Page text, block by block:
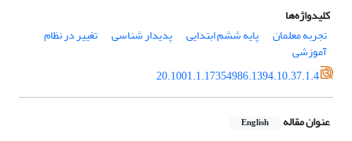
کلیدواژه‌ها
تجربه معلمان
پایه ششم ابتدایی پدیدار شناسی تغییر در نظام
آموزشی
20.1001.1.17354986.1394.10.37.1.4
عنوان مقاله English